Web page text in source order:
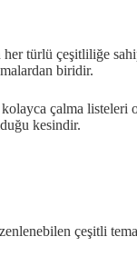
her türlü çeşitliliğe
biridir.
çalma listeleri
kesindir.
çeşitli